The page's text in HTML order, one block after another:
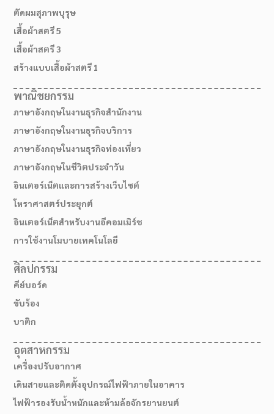
02-514-1840
สมัครเรียน
ตัดผมสุภาพบุรุษ
เสื้อผ้าสตรี 5
เสื้อผ้าสตรี 3
สร้างแบบเสื้อผ้าสตรี 1
พาณิชยกรรม
ภาษาอังกฤษในงานธุรกิจสำนักงาน
ภาษาอังกฤษในงานธุรกิจบริการ
ภาษาอังกฤษในงานธุรกิจท่องเที่ยว
ภาษาอังกฤษในชีวิตประจำวัน
อินเตอร์เน็ตและการสร้างเว็บไซต์
โหราศาสตร์ประยุกต์
อินเตอร์เน็ตสำหรับงานอีคอมเมิร์ช
การใช้งานโมบายเทคโนโลยี
ศิลปกรรม
คีย์บอร์ด
ขับร้อง
บาติก
อุตสาหกรรม
เครื่องปรับอากาศ
เดินสายและติดตั้งอุปกรณ์ไฟฟ้าภายในอาคาร
ไฟฟ้ารองรับน้ำหนักและห้ามล้อจักรยานยนต์